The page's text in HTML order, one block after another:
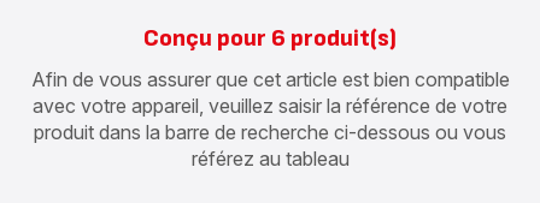
Conçu pour 6 produit(s)
Afin de vous assurer que cet article est bien compatible
avec votre appareil, veuillez saisir la référence de votre
produit dans la barre de recherche ci-dessous ou vous
référez au tableau